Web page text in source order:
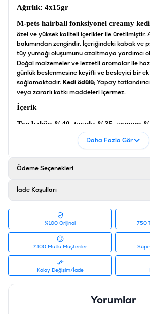
Ağırlık: 4x15gr
M-pets hairball fonksiyonel creamy
özel ve yüksek kaliteli içerikler ile üretilmiştir.
bakımından zengindir. İçeriğindeki kabak ve
tüy yumağı oluşumunu azaltmaya yardımcı
Doğal malzemeler ve lezzetli aromalar ile
günlük beslenmesine keyifli ve besleyici bir
sağlamaktadır. Kedi ödülü; Yapay
veya zararlı katkı maddeleri içermez.
İçerik
Ton balığı; %40, tavuk; %35, somon;
nişastası; %4 kabak; %2, maya
oligofruktoz; %0,9, psilyum; %0,1
Ürün Filtreleri
Tedarikçi Ürün Kodu
Daha Fazla Gör
Ödeme Seçenekleri
İade Koşulları
%100 Orijinal 750
%100 Mutlu Müşteriler
Kolay Değişim/İade
Yorumlar